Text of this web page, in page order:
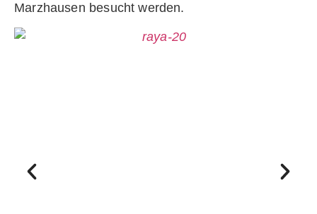
Marzhausen besucht werden.